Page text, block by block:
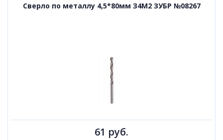
Сверло по металлу 4,5*80мм З4М2 ЗУБР №08267
61 руб.